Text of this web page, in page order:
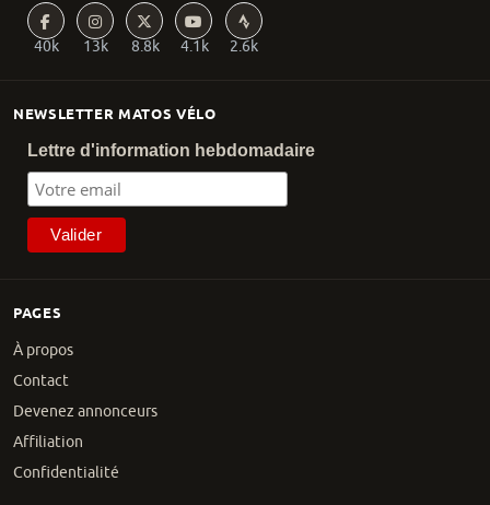
PAGES
À propos
Contact
Devenez annonceurs
Affiliation
Confidentialité
NEWSLETTER MATOS VÉLO
Lettre d'information hebdomadaire
40k 13k 8.8k 4.1k 2.6k